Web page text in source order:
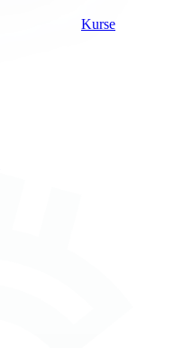
Kurse